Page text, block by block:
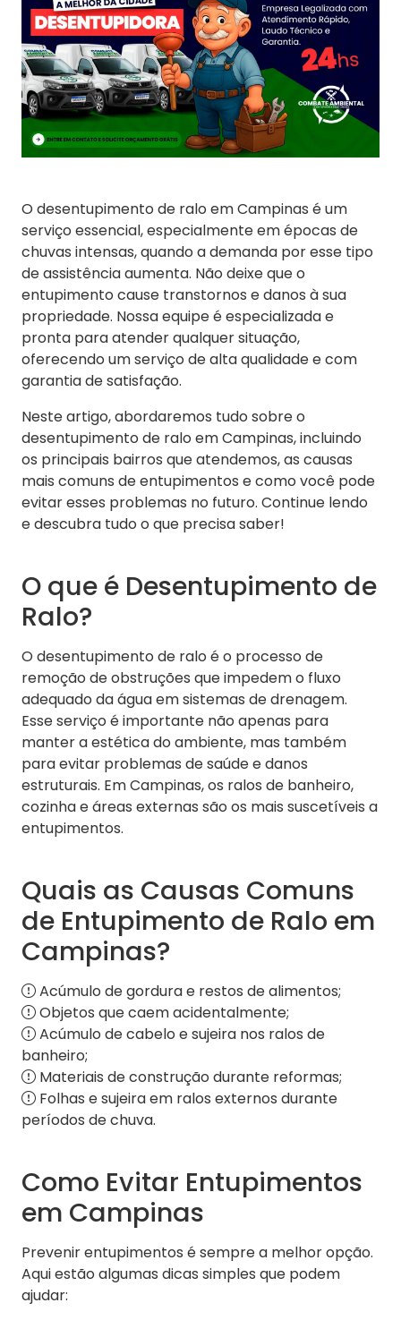
O desentupimento de ralo em Campinas é um
serviço essencial, especialmente em épocas de
chuvas intensas, quando a demanda por esse tipo
de assistência aumenta. Não deixe que o
entupimento cause transtornos e danos à sua
propriedade. Nossa equipe é especializada e
pronta para atender qualquer situação,
oferecendo um serviço de alta qualidade e com
garantia de satisfação.
Neste artigo, abordaremos tudo sobre o
desentupimento de ralo em Campinas, incluindo
os principais bairros que atendemos, as causas
mais comuns de entupimentos e como você pode
evitar esses problemas no futuro. Continue lendo
e descubra tudo o que precisa saber!
O que é Desentupimento de
Ralo?
O desentupimento de ralo é o processo de
remoção de obstruções que impedem o fluxo
adequado da água em sistemas de drenagem.
Esse serviço é importante não apenas para
manter a estética do ambiente, mas também
para evitar problemas de saúde e danos
estruturais. Em Campinas, os ralos de banheiro,
cozinha e áreas externas são os mais suscetíveis a
entupimentos.
Quais as Causas Comuns
de Entupimento de Ralo em
Campinas?
Acúmulo de gordura e restos de alimentos;
Objetos que caem acidentalmente;
Acúmulo de cabelo e sujeira nos ralos de
banheiro;
Materiais de construção durante reformas;
Folhas e sujeira em ralos externos durante
períodos de chuva.
Como Evitar Entupimentos
em Campinas
Prevenir entupimentos é sempre a melhor opção.
Aqui estão algumas dicas simples que podem
ajudar: